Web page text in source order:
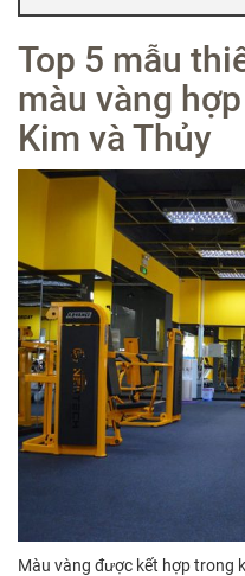
Top 5 mẫu
màu vàng
Kim và Thủy
Màu vàng được kết hợp trong